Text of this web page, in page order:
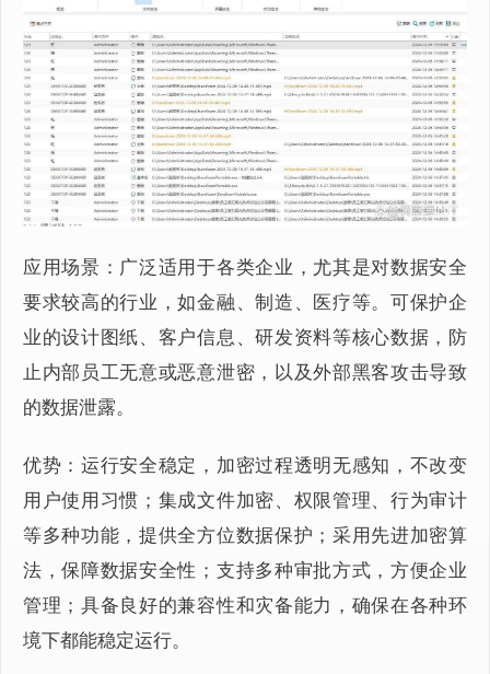
应用场景：广泛适用于各类企业，尤其是对数据安全
要求较高的行业，如金融、制造、医疗等。可保护企
业的设计图纸、客户信息、研发资料等核心数据，防
止内部员工无意或恶意泄密，以及外部黑客攻击导致
的数据泄露。
优势：运行安全稳定，加密过程透明无感知，不改变
用户使用习惯；集成文件加密、权限管理、行为审计
等多种功能，提供全方位数据保护；采用先进加密算
法，保障数据安全性；支持多种审批方式，方便企业
管理；具备良好的兼容性和灾备能力，确保在各种环
境下都能稳定运行。